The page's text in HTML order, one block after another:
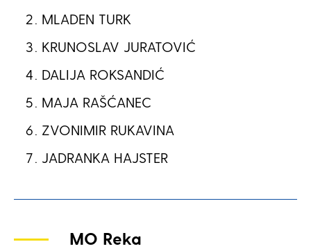
MLADEN TURK
KRUNOSLAV JURATOVIĆ
DALIJA ROKSANDIĆ
MAJA RAŠĆANEC
ZVONIMIR RUKAVINA
JADRANKA HAJSTER
MO Reka